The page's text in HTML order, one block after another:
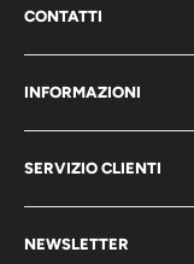
CONTATTI
Work Shop s.r.l.
Italia
INFORMAZIONI
Chi Siamo
Blog
Pagamenti
Spedizioni
SERVIZIO CLIENTI
Condizioni generali
Domande frequenti
NEWSLETTER